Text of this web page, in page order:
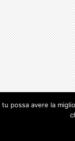
possa avere la